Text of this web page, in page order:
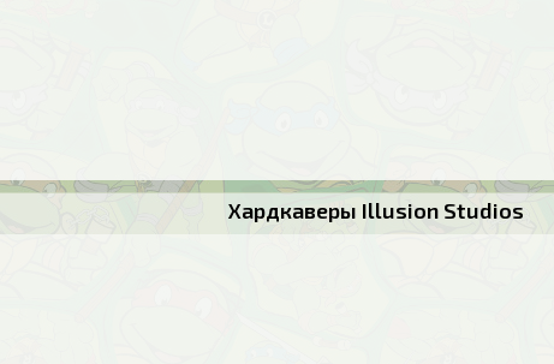
Хардкаверы Illusion Studios